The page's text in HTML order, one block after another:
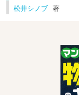
松井シノブ 著